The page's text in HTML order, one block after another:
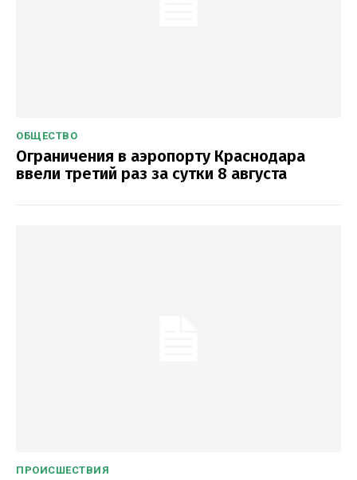
ОБЩЕСТВО
Ограничения в аэропорту Краснодара
ввели третий раз за сутки 8 августа
ПРОИСШЕСТВИЯ